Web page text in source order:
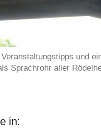
und
Sprachrohr aller
in: